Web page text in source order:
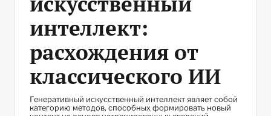
интеллект:
расхождения от
классического ИИ
Генеративный искусственный интеллект являет собой
категорию методов, способных формировать новый